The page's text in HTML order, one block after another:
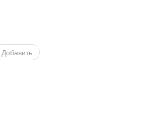
Добавить